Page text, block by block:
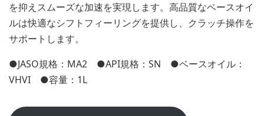
を抑えスムーズな加速を実現します。高品質なベースオイ
ルは快適なシフトフィーリングを提供し、クラッチ操作を
サポートします。
●JASO規格：MA2 ●API規格：SN ●ベースオイル：
VHVI ●容量：1L